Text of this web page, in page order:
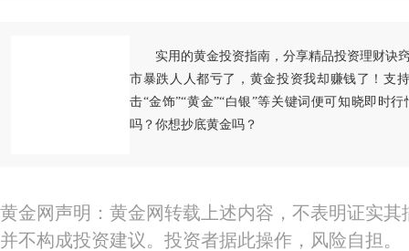
实用的黄金投资指南，分享精品投资理财诀
市暴跌人人都亏了，黄金投资我却赚钱了！支
击“金饰”“黄金”“白银”等关键词便可知晓即时
吗？你想抄底黄金吗？
黄金网声明：黄金网转载上述内容，不表明证实
并不构成投资建议。投资者据此操作，风险自担。